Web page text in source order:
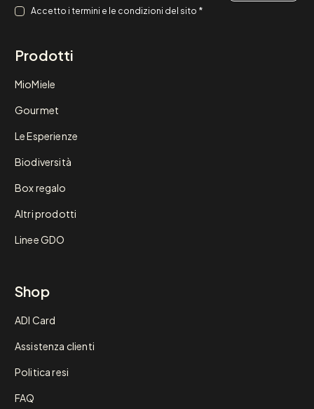
Consenso
Accetto i termini e le condizioni del sito *
Prodotti
MioMiele
Gourmet
Le Esperienze
Biodiversità
Box regalo
Altri prodotti
Linee GDO
Shop
ADI Card
Assistenza clienti
Politica resi
FAQ